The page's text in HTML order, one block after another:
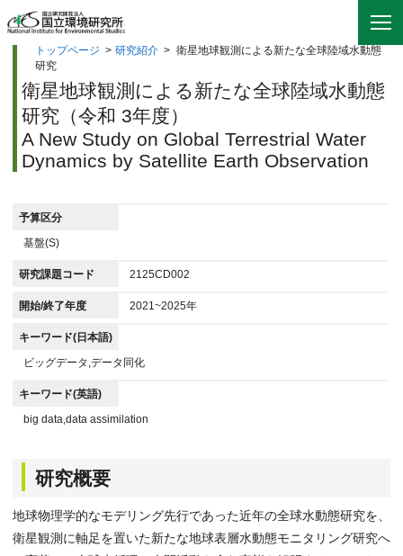
トップページ > 研究紹介 > 衛星地球観測による新たな全球陸域水動態
研究
衛星地球観測による新たな全球陸域水動態
研究（令和 3年度）
A New Study on Global Terrestrial Water
Dynamics by Satellite Earth Observation
予算区分
基盤(S)
研究課題コード 2125CD002
開始/終了年度 2021~2025年
キーワード(日本語)
ビッグデータ,データ同化
キーワード(英語)
big data,data assimilation
研究概要
地球物理学的なモデリング先行であった近年の全球水動態研究を、
衛星観測に軸足を置いた新たな地球表層水動態モニタリング研究へ